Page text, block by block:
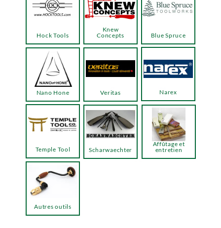
Hock Tools
Knew
Concepts
Temple Tool
Blue Spruce
Narex
Veritas
Nano Hone
Autres outils
Scharwaechter
Affûtage et
entretien